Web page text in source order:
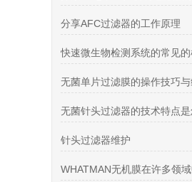
分享AFC过滤器的工作原理
针头过滤器维护